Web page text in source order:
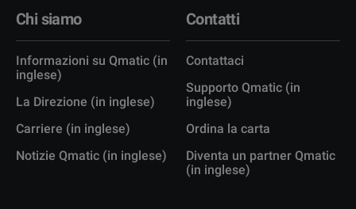
Chi siamo
Informazioni su Qmatic (in
inglese)
La Direzione (in inglese)
Carriere (in inglese)
Notizie Qmatic (in inglese)
Contatti
Contattaci
Supporto Qmatic (in
inglese)
Ordina la carta
Diventa un partner Qmatic
(in inglese)